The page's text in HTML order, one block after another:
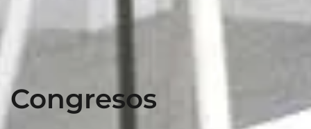
Congresos